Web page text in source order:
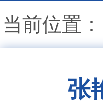
当前位置：
张